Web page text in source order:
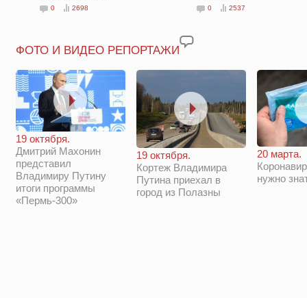
0 2698 0 2537
ФОТО И ВИДЕО РЕПОРТАЖИ
19 октября.
Дмитрий Махонин
представил
Владимиру Путину
итоги программы
«Пермь-300»
19 октября.
Кортеж Владимира
Путина приехал в
город из Полазны
20 марта.
нужно